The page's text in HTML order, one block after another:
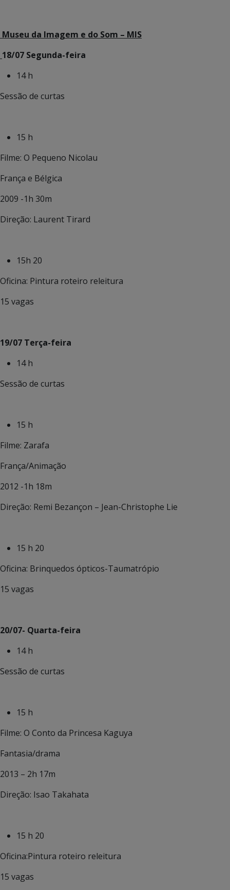
Museu da Imagem e do Som – MIS
18/07 Segunda-feira
14 h
Sessão de curtas
15 h
Filme: O Pequeno Nicolau
França e Bélgica
2009 -1h 30m
Direção: Laurent Tirard
15h 20
Oficina: Pintura roteiro releitura
15 vagas
19/07 Terça-feira
14 h
Sessão de curtas
15 h
Filme: Zarafa
França/Animação
2012 -1h 18m
Direção: Remi Bezançon – Jean-Christophe Lie
15 h 20
Oficina: Brinquedos ópticos-Taumatrópio
15 vagas
20/07- Quarta-feira
14 h
Sessão de curtas
15 h
Filme: O Conto da Princesa Kaguya
Fantasia/drama
2013 – 2h 17m
Direção: Isao Takahata
15 h 20
Oficina:Pintura roteiro releitura
15 vagas